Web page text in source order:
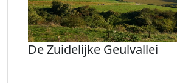
De Zuidelijke Geulvallei